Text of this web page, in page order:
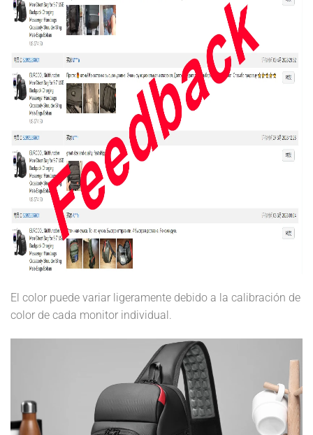
El color puede variar ligeramente debido a la calibración de
color de cada monitor individual.